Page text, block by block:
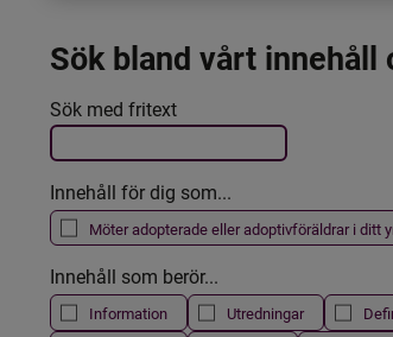
Sök bland vårt
Filtrera resultatet
Det här formuläret postas automatiskt
Sök med fritext
Innehåll för dig som...
Möter adopterade eller adoptivföräldrar i ditt
Innehåll som berör...
Information Utredningar